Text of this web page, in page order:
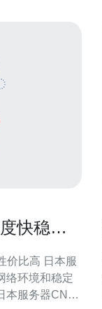
快稳
日本服
络环境和稳定
本服务器CN2